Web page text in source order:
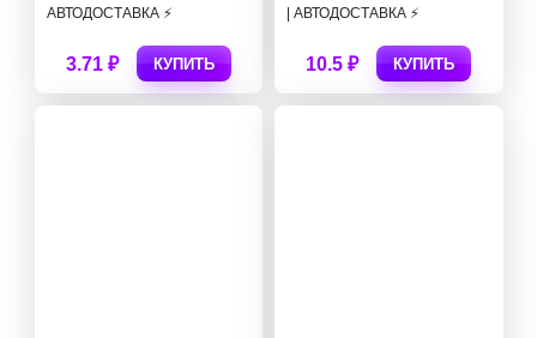
АВТОДОСТАВКА ⚡
3.71 ₽ КУПИТЬ
| АВТОДОСТАВКА ⚡
10.5 ₽ КУПИТЬ